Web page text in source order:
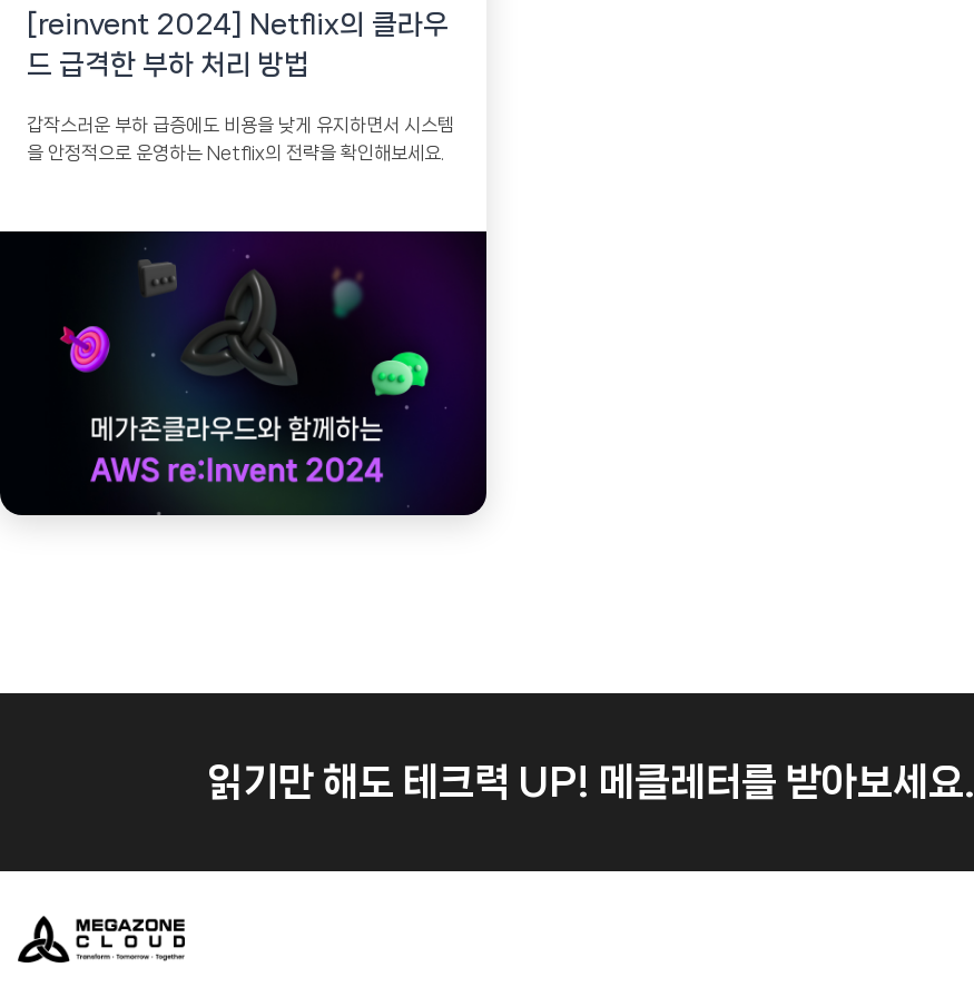
[reinvent 2024] Netflix의 클라우
드 급격한 부하 처리 방법
갑작스러운 부하 급증에도 비용을 낮게 유지하면서 시스템
을 안정적으로 운영하는 Netflix의 전략을 확인해보세요.
읽기만 해도 테크력 UP! 메클레터를 받아보세요.